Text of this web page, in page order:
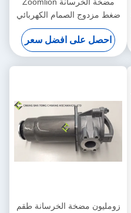
ضغط مزدوج الصمام الكهربائي
احصل على افضل سعر
زومليون مضخة الخرسانة طقم